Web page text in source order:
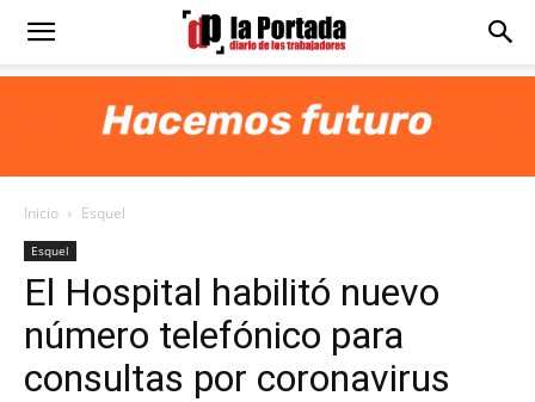
Diario
Portada
Inicio Esquel
Esquel
El Hospital habilitó nuevo
número telefónico para
consultas por coronavirus